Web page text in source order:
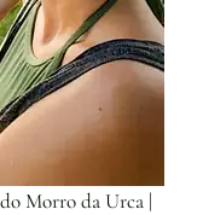
Morro da Urca |